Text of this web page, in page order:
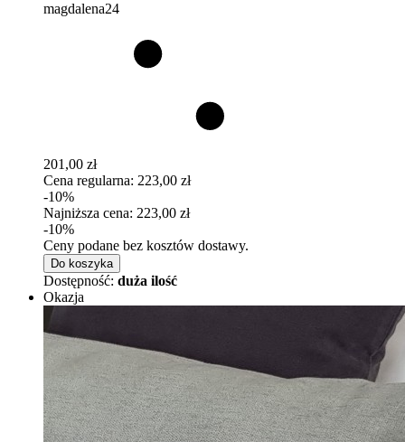
magdalena24
201,00 zł
Cena regularna: 223,00 zł
-10%
Najniższa cena: 223,00 zł
-10%
Ceny podane bez kosztów dostawy.
Do koszyka
Dostępność: duża ilość
Okazja